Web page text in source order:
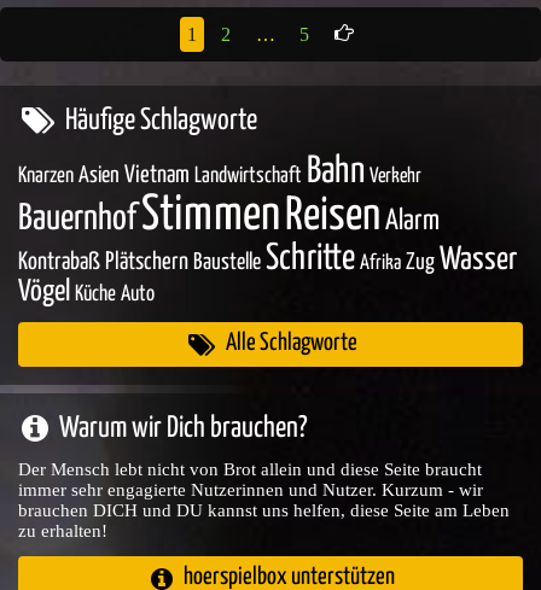
1 2 … 5
Häufige Schlagworte
Knarzen Asien Vietnam Landwirtschaft Bahn Verkehr
BauernhofStimmen Reisen Alarm
Kontrabaß Plätschern Baustelle Schritte Afrika Zug Wasser
Vögel Küche Auto
Alle Schlagworte
Warum wir Dich brauchen?
Der Mensch lebt nicht von Brot allein und diese Seite braucht
immer sehr engagierte Nutzerinnen und Nutzer. Kurzum - wir
brauchen DICH und DU kannst uns helfen, diese Seite am Leben
zu erhalten!
hoerspielbox unterstützen